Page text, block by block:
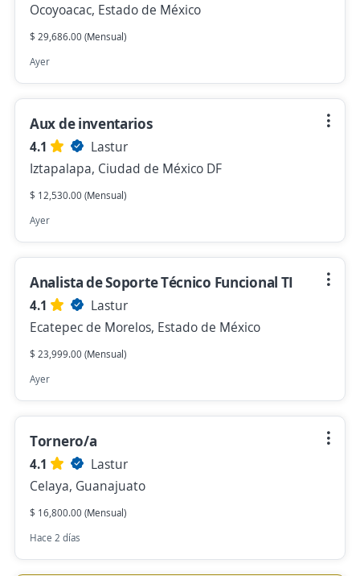
Ocoyoacac, Estado de México
$ 29,686.00 (Mensual)
Ayer
Aux de inventarios
4.1
Lastur
Iztapalapa, Ciudad de México DF
$ 12,530.00 (Mensual)
Ayer
Analista de Soporte Técnico Funcional TI
4.1
Lastur
Ecatepec de Morelos, Estado de México
$ 23,999.00 (Mensual)
Ayer
Tornero/a
4.1
Lastur
Celaya, Guanajuato
$ 16,800.00 (Mensual)
Hace 2 días